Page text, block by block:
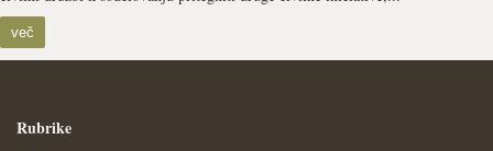
več
Rubrike